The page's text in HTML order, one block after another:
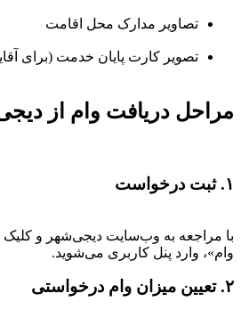
تصاویر مدارک محل اقامت
تصویر کارت پایان خدمت (برای
مراحل دریافت وام از
۱. ثبت درخواست
با مراجعه به وب‌سایت دیجی‌شهر و
وام»، وارد پنل کاربری می‌شوید.
۲. تعیین میزان وام درخواستی